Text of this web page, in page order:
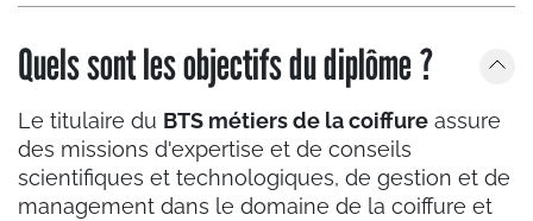
Quels sont les objectifs du diplôme ?
Le titulaire du BTS métiers de la coiffure assure
des missions d'expertise et de conseils
scientifiques et technologiques, de gestion et de
management dans le domaine de la coiffure et